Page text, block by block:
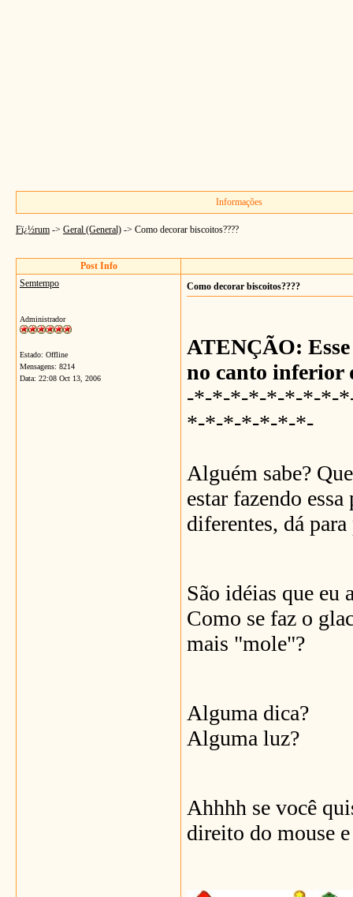
Informações
Fï¿½rum -> Geral (General) -> Como decorar biscoitos????
Post Info
Semtempo
Administrador
Estado: Offline
Mensagens: 8214
Data: 22:08 Oct 13, 2006
Como decorar biscoitos????
ATENÇÃO:
no canto inferior
-*-*-*-*-*-*-*-*-
*-*-*-*-*-*-*-
Alguém sabe?
estar fazendo
diferentes, dá
São idéias que eu
Como se faz o
mais "mole"?
Alguma dica?
Alguma luz?
Ahhhh se você
direito do mouse